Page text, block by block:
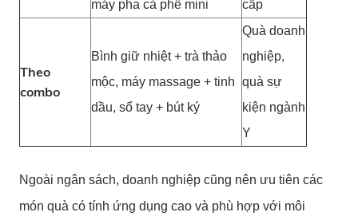
máy pha cà phê mini
cấp
Theo
combo
Bình giữ nhiệt + trà thảo
mộc, máy massage + tinh
dầu, sổ tay + bút ký
Quà doanh
nghiệp,
quà sự
kiện ngành
Y
Ngoài ngân sách, doanh nghiệp cũng nên ưu tiên các
món quà có tính ứng dụng cao và phù hợp với môi